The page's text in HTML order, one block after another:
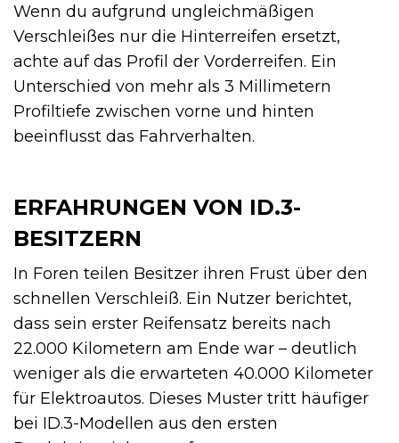
Wenn du aufgrund ungleichmäßigen
Verschleißes nur die Hinterreifen ersetzt,
achte auf das Profil der Vorderreifen. Ein
Unterschied von mehr als 3 Millimetern
Profiltiefe zwischen vorne und hinten
beeinflusst das Fahrverhalten.
ERFAHRUNGEN VON ID.3-
BESITZERN
In Foren teilen Besitzer ihren Frust über den
schnellen Verschleiß. Ein Nutzer berichtet,
dass sein erster Reifensatz bereits nach
22.000 Kilometern am Ende war – deutlich
weniger als die erwarteten 40.000 Kilometer
für Elektroautos. Dieses Muster tritt häufiger
bei ID.3-Modellen aus den ersten